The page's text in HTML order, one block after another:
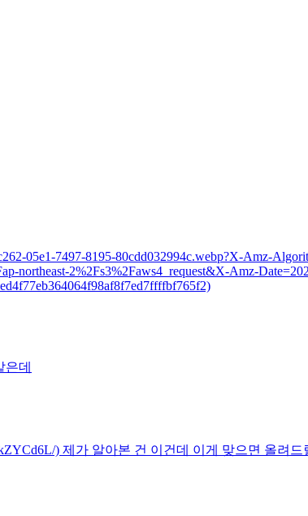
05e1-7497-8195-80cdd032994c.webp?X-Amz-
2%2Fs3%2Faws4_request&X-Amz-
은데
) 제가 알아본 건 이건데 이게 맞으면 올려